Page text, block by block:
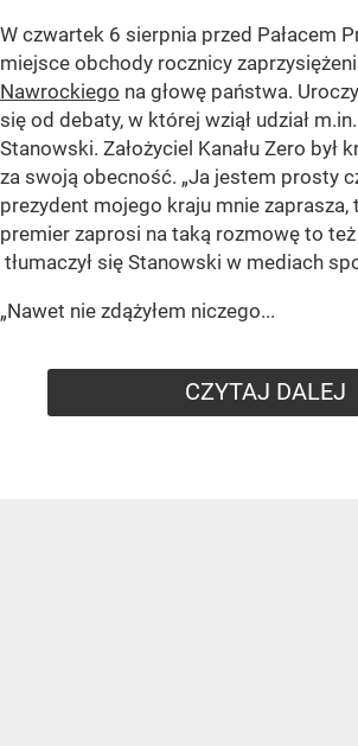
W czwartek 6 sierpnia przed Pałacem
miejsce obchody rocznicy
Nawrockiego na głowę państwa.
się od debaty, w której wziął udział
Stanowski. Założyciel Kanału Zero był
za swoją obecność. „Ja jestem prosty
prezydent mojego kraju mnie zaprasza,
premier zaprosi na taką rozmowę to też
tłumaczył się Stanowski w mediach
„Nawet nie zdążyłem niczego...
CZYTAJ DALEJ